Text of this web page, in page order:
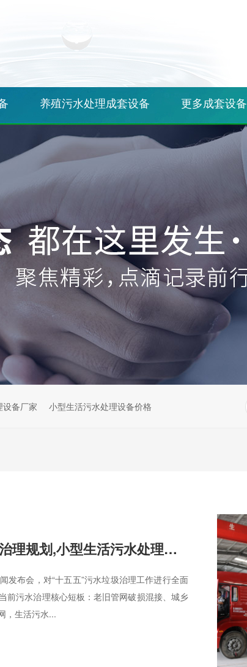
养殖污水处理成套设备 更多成套设备
设备厂家 小型生活污水处理设备价格
解读云南“十五五”两污治理规划,小型生活污水处理设备市场机遇
发布会，对“十五五”污水垃圾治理工作进行全面
前污水治理核心短板：老旧管网破损混接、城乡
，生活污水...